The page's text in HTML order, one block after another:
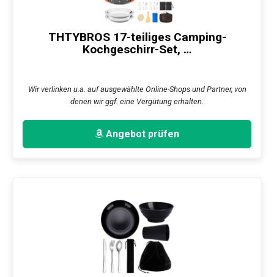
THTYBROS 17-teiliges Camping-
Kochgeschirr-Set, …
Wir verlinken u.a. auf ausgewählte Online-Shops und Partner, von
denen wir ggf. eine Vergütung erhalten.
Angebot prüfen